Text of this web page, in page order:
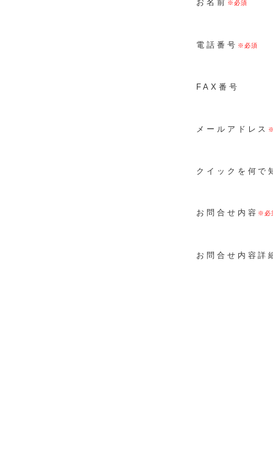
お名前
電話番号
FAX番号
メールアドレス
クイックを何で
お問合せ内容
お問合せ内容詳